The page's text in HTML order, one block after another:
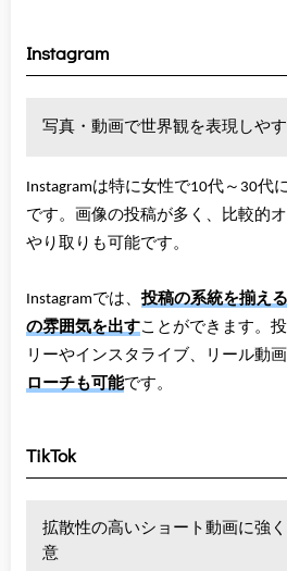
Instagram
写真・動画で世界観を表現しや
Instagramは特に女性で10代～30代
です。画像の投稿が多く、比較的
やり取りも可能です。
Instagramでは、 投稿の系統を揃え
の雰囲気を出すことができます。
リーやインスタライブ、リール動
ローチも可能です。
TikTok
拡散性の高いショート動画に強
意